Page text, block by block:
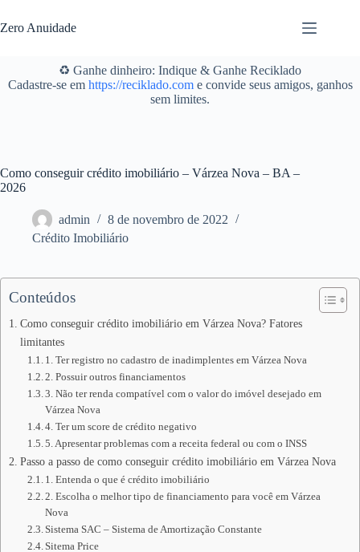
para
o
Zero Anuidade
♻️ Ganhe dinheiro: Indique & Ganhe Reciklado
Cadastre-se em https://reciklado.come convide seus amigos, ganhos
sem limites.
Como conseguir crédito imobiliário – Várzea Nova – BA –
2026
admin
8 de novembro de 2022
Crédito Imobiliário
Conteúdos
Como conseguir crédito imobiliário em Várzea Nova? Fatores
limitantes
1. Ter registro no cadastro de inadimplentes em Várzea Nova
2. Possuir outros financiamentos
3. Não ter renda compatível com o valor do imóvel desejado em
Várzea Nova
4. Ter um score de crédito negativo
5. Apresentar problemas com a receita federal ou com o INSS
Passo a passo de como conseguir crédito imobiliário em Várzea Nova
1. Entenda o que é crédito imobiliário
2. Escolha o melhor tipo de financiamento para você em Várzea
Nova
Sistema SAC – Sistema de Amortização Constante
Sitema Price